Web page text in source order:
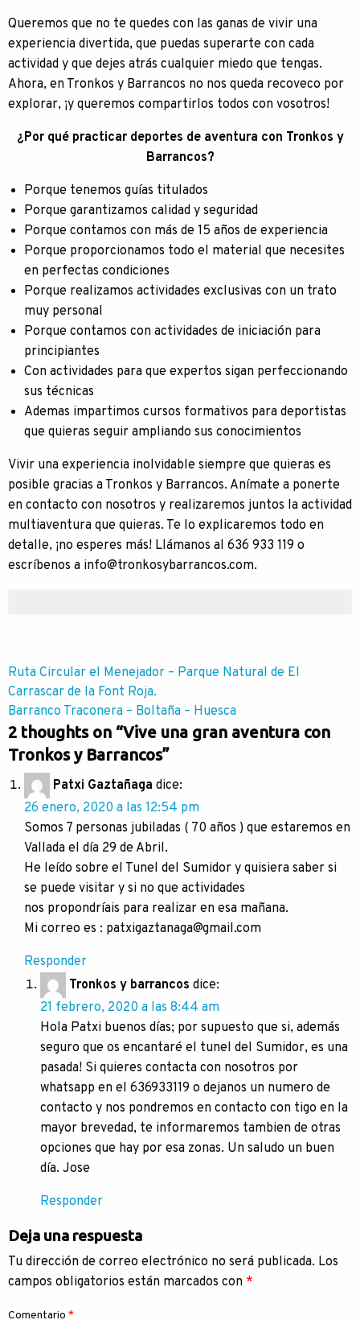
Queremos que no te quedes con las ganas de vivir una
experiencia divertida, que puedas superarte con cada
actividad y que dejes atrás cualquier miedo que tengas.
Ahora, en Tronkos y Barrancos no nos queda recoveco por
explorar, ¡y queremos compartirlos todos con vosotros!
¿Por qué practicar deportes de aventura con Tronkos y
Barrancos?
Porque tenemos guías titulados
Porque garantizamos calidad y seguridad
Porque contamos con más de 15 años de experiencia
Porque proporcionamos todo el material que necesites
en perfectas condiciones
Porque realizamos actividades exclusivas con un trato
muy personal
Porque contamos con actividades de iniciación para
principiantes
Con actividades para que expertos sigan perfeccionando
sus técnicas
Ademas impartimos cursos formativos para deportistas
que quieras seguir ampliando sus conocimientos
Vivir una experiencia inolvidable siempre que quieras es
posible gracias a Tronkos y Barrancos. Anímate a ponerte
en contacto con nosotros y realizaremos juntos la actividad
multiaventura que quieras. Te lo explicaremos todo en
detalle, ¡no esperes más! Llámanos al 636 933 119 o
escríbenos a info@tronkosybarrancos.com.
Navegación
de
entradas
Ruta Circular el Menejador – Parque Natural de El
Carrascar de la Font Roja.
Barranco Traconera – Boltaña – Huesca
2 thoughts on “Vive una gran aventura con
Tronkos y Barrancos”
Patxi Gaztañaga dice:
26 enero, 2020 a las 12:54 pm
Somos 7 personas jubiladas ( 70 años ) que estaremos en
Vallada el día 29 de Abril.
He leído sobre el Tunel del Sumidor y quisiera saber si
se puede visitar y si no que actividades
nos propondríais para realizar en esa mañana.
Mi correo es : patxigaztanaga@gmail.com
Responder
Tronkos y barrancos dice:
21 febrero, 2020 a las 8:44 am
Hola Patxi buenos días; por supuesto que si, además
seguro que os encantaré el tunel del Sumidor, es una
pasada! Si quieres contacta con nosotros por
whatsapp en el 636933119 o dejanos un numero de
contacto y nos pondremos en contacto con tigo en la
mayor brevedad, te informaremos tambien de otras
opciones que hay por esa zonas. Un saludo un buen
día. Jose
Responder
Deja una respuesta
Tu dirección de correo electrónico no será publicada. Los
campos obligatorios están marcados con *
Comentario *